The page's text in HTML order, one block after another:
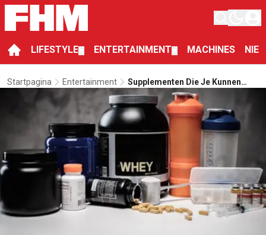
LIFESTYLE ENTERTAINMENT MACHINES
Startpagina Entertainment
Supplementen Die Je Kunnen
Helpen Om Je Sportdoelen Te
Behalen